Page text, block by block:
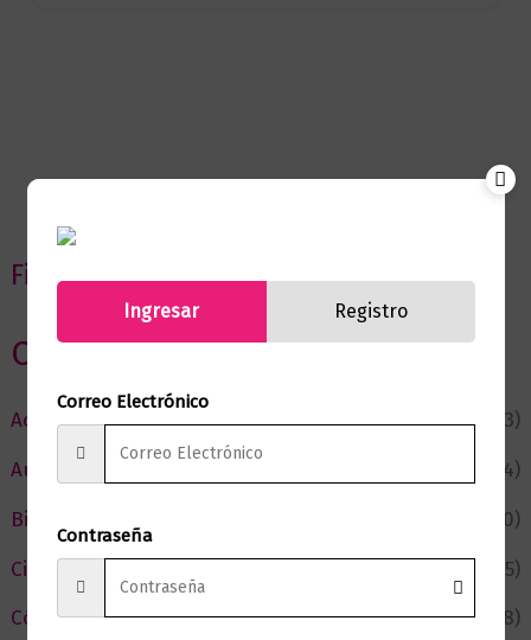
Filtrar por precio
Categorias
Actualidad
(53)
Autor del Mes
(4)
Bienestar
(230)
Ciencia y Conocimiento
(75)
Cómic y Fantasía
(88)
Ingresar Registro
Correo Electrónico
Contraseña